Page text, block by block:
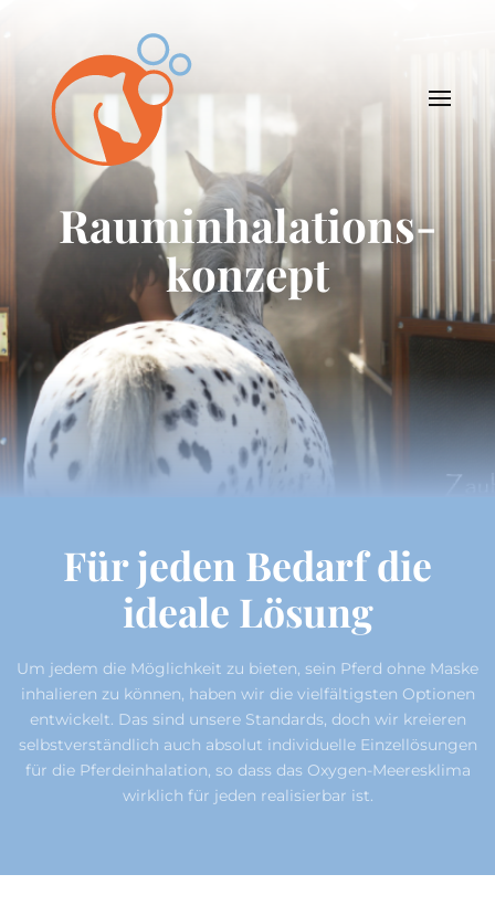
Rauminhalations-
konzept
Für jeden Bedarf die
ideale Lösung
Um jedem die Möglichkeit zu bieten, sein Pferd ohne Maske
inhalieren zu können, haben wir die vielfältigsten Optionen
entwickelt. Das sind unsere Standards, doch wir kreieren
selbstverständlich auch absolut individuelle Einzellösungen
für die Pferdeinhalation, so dass das Oxygen-Meeresklima
wirklich für jeden realisierbar ist.